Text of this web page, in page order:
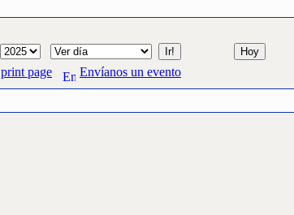
print page Envíanos un evento